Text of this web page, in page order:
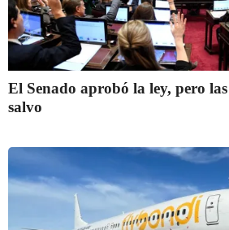
El Senado aprobó la ley, pero
salvo